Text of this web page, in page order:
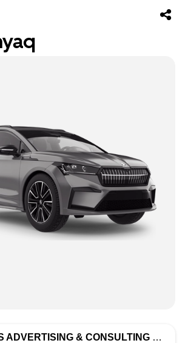
& CONSULTING SRL Mihaela-Mimi Filip